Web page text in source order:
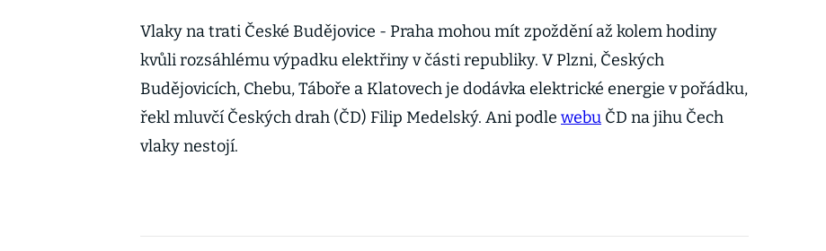
Vlaky na trati České Budějovice - Praha mohou mít zpoždění až kolem hodiny
kvůli rozsáhlému výpadku elektřiny v části republiky. V Plzni, Českých
Budějovicích, Chebu, Táboře a Klatovech je dodávka elektrické energie v pořádku,
řekl mluvčí Českých drah (ČD) Filip Medelský. Ani podle webu ČD na jihu Čech
vlaky nestojí.